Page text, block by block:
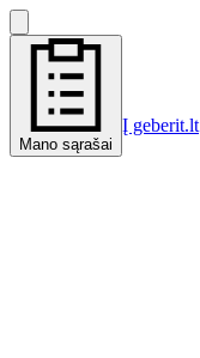
Mano sąrašai
Į geberit.lt